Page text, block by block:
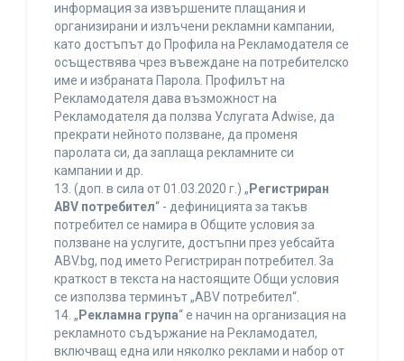
информация за извършените плащания и
организирани и излъчени рекламни кампании,
като достъпът до Профила на Рекламодателя се
осъществява чрез въвеждане на потребителско
име и избраната Парола. Профилът на
Рекламодателя дава възможност на
Рекламодателя да ползва Услугата Adwise, да
прекрати нейното ползване, да променя
паролата си, да заплаща рекламните си
кампании и др.
13. (доп. в сила от 01.03.2020 г.) „ Регистриран
ABV потребител“ - дефиницията за такъв
потребител се намира в Общите условия за
ползване на услугите, достъпни през уебсайта
ABV.bg, под името Регистриран потребител. За
краткост в текста на настоящите Общи условия
се използва терминът „ABV потребител“.
14. „ Рекламна група“ е начин на организация на
рекламното съдържание на Рекламодател,
включващ една или няколко реклами и набор от